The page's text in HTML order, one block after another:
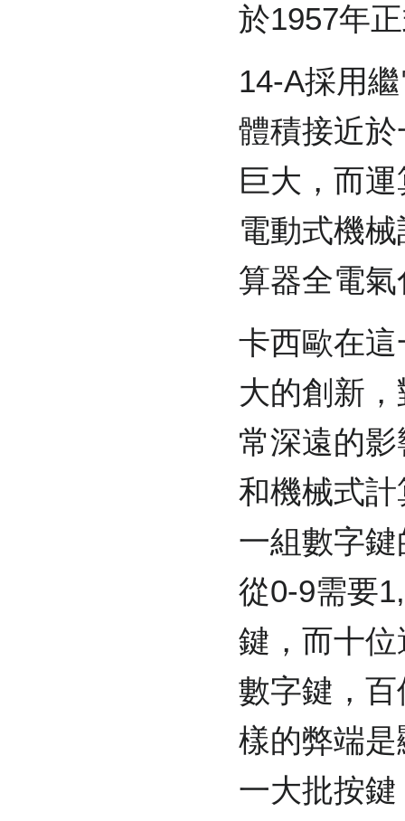
於1957年
14-A採用
體積接近
巨大，而
電動式機
算器全電
卡西歐在
大的創新
常深遠的
和機械式
一組數字
從0-9需要
鍵，而十
數字鍵，
樣的弊端
一大批按